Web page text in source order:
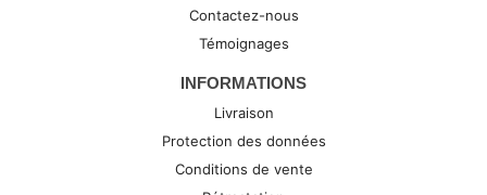
Contactez-nous
Témoignages
INFORMATIONS
Livraison
Protection des données
Conditions de vente